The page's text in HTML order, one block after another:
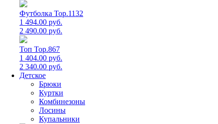
Футболка Top.1132
1 494.00 руб.
2 490.00 руб.
Топ Top.867
1 404.00 руб.
2 340.00 руб.
Детское
Брюки
Куртки
Комбинезоны
Лосины
Купальники